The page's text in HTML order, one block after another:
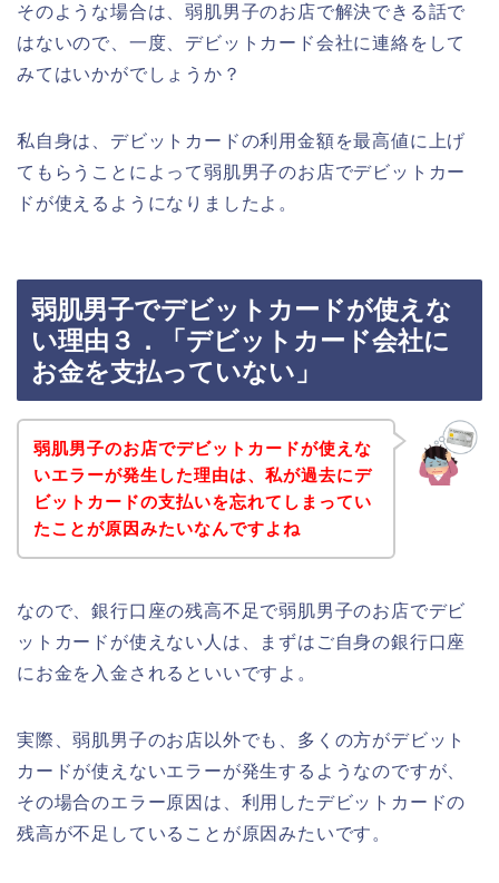
そのような場合は、弱肌男子のお店で解決できる話で
はないので、一度、デビットカード会社に連絡をして
みてはいかがでしょうか？
私自身は、デビットカードの利用金額を最高値に上げ
てもらうことによって弱肌男子のお店でデビットカー
ドが使えるようになりましたよ。
弱肌男子でデビットカードが使えな
い理由３．「デビットカード会社に
お金を支払っていない」
弱肌男子のお店でデビットカードが使えな
いエラーが発生した理由は、私が過去にデ
ビットカードの支払いを忘れてしまってい
たことが原因みたいなんですよね
なので、銀行口座の残高不足で弱肌男子のお店でデビ
ットカードが使えない人は、まずはご自身の銀行口座
にお金を入金されるといいですよ。
実際、弱肌男子のお店以外でも、多くの方がデビット
カードが使えないエラーが発生するようなのですが、
その場合のエラー原因は、利用したデビットカードの
残高が不足していることが原因みたいです。